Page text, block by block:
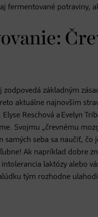
fermentované potraviny,
základným
aktuálne najnovším
Reschová a Evelyn
Svojmu „črevnému
seba sa naučiť,
Ak napríklad dobre
laktózy alebo
tým rozhodne